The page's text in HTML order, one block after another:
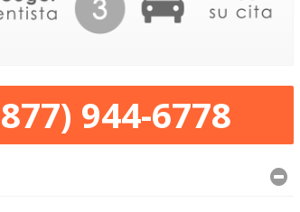
944-6778